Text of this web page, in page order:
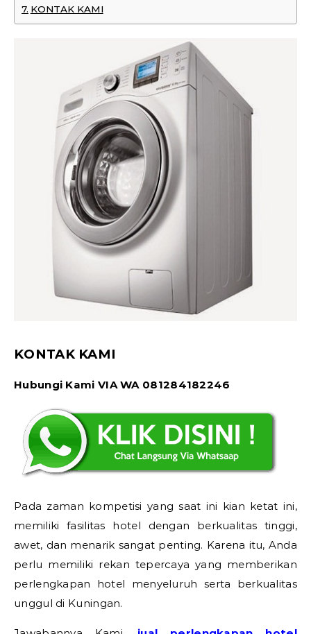
KONTAK KAMI
KONTAK KAMI
Hubungi Kami VIA WA 081284182246
Pada zaman kompetisi yang saat ini kian ketat ini,
memiliki fasilitas hotel dengan berkualitas tinggi,
awet, dan menarik sangat penting. Karena itu, Anda
perlu memiliki rekan tepercaya yang memberikan
perlengkapan hotel menyeluruh serta berkualitas
unggul di Kuningan.